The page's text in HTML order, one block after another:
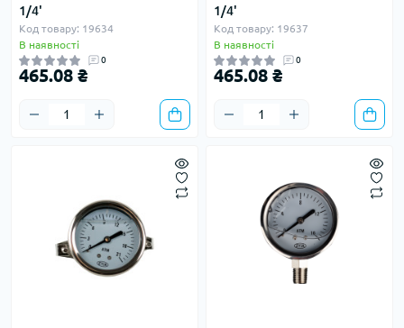
1/4'
Код товару: 19634
В наявності
0
465.08 ₴
1/4'
Код товару: 19637
В наявності
0
465.08 ₴